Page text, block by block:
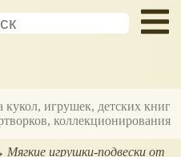
игрушек, детских книг
коллекционирования
Мягкие игрушки-подвески от